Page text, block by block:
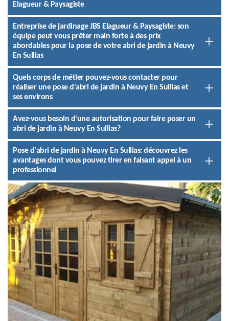
Elagueur & Paysagiste
Entreprise de jardinage JBS Elagueur & Paysagiste: son
équipe peut vous prêter main forte à des prix
abordables pour la pose de votre abri de jardin à Neuvy
En Sullias
Quels corps de métier pouvez-vous contacter pour
réaliser une pose d'abri de jardin à Neuvy En Sullias et
ses environs
Avez-vous besoin d'une autorisation pour faire poser un
abri de jardin à Neuvy En Sullias?
Pose d'abri de jardin à Neuvy En Sullias: découvrez les
avantages dont vous pouvez tirer en faisant appel à un
professionnel